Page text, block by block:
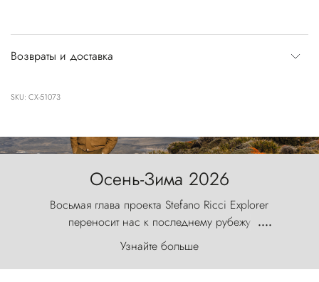
Возвраты и доставка
SKU: CX-51073
Осень-Зима 2026
Восьмая глава проекта Stefano Ricci Explorer
переносит нас к последнему рубежу
первозданного мира, где ветер с
первобытной яростью ваяет ландшафт, а пики
Торрес-дель-Пайне, словно каменные стражи,
....
Узнайте больше